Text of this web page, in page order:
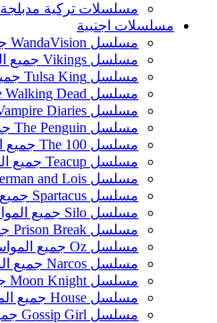
مسلسلات تركية مدبلجة
مسلسلات اجنبية
مسلسل WandaVision جميع المواسم
مسلسل Vikings جميع المواسم
مسلسل Tulsa King جميع المواسم
مسلسل The Walking Dead جميع المواسم
مسلسل The Vampire Diaries جميع المواسم
مسلسل The Penguin جميع المواسم
مسلسل The 100 جميع المواسم
مسلسل Teacup جميع المواسم
مسلسل Superman and Lois جميع المواسم
مسلسل Spartacus جميع المواسم
مسلسل Silo جميع المواسم
مسلسل Prison Break جميع المواسم
مسلسل Oz جميع المواسم
مسلسل Narcos جميع المواسم
مسلسل Moon Knight جميع المواسم
مسلسل House جميع المواسم
مسلسل Gossip Girl جميع المواسم